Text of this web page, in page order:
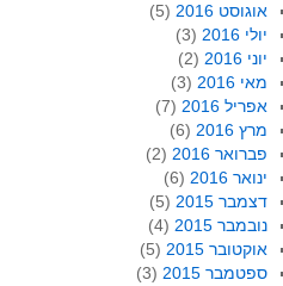
אוגוסט 2016
(5)
יולי 2016
(3)
יוני 2016
(2)
מאי 2016
(3)
אפריל 2016
(7)
מרץ 2016
(6)
פברואר 2016
(2)
ינואר 2016
(6)
דצמבר 2015
(5)
נובמבר 2015
(4)
אוקטובר 2015
(5)
ספטמבר 2015
(3)